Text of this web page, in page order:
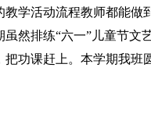
学活动流程教师都能做
然排练“六一”儿童节文
功课赶上。本学期我班